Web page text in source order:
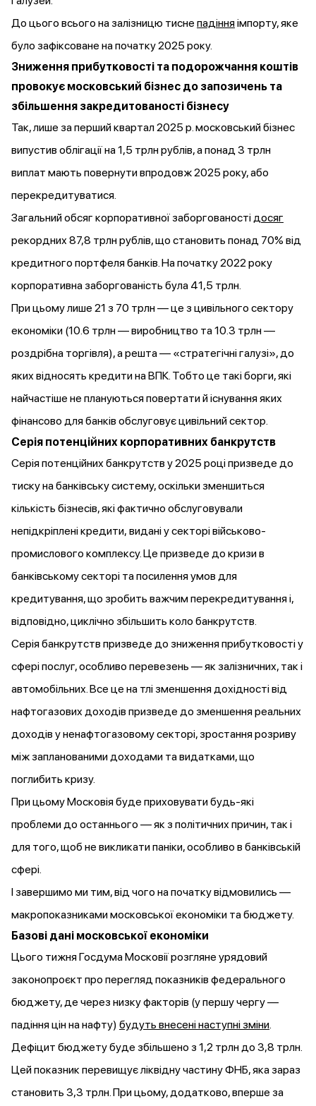
До цього всього на залізницю тисне падінняімпорту, яке
було зафіксоване на початку 2025 року.
Зниження прибутковості та подорожчання коштів
провокує московський бізнес до запозичень та
збільшення закредитованості бізнесу
Так, лише за перший квартал 2025 р. московський бізнес
випустив облігації на 1,5 трлн рублів, а понад 3 трлн
виплат мають повернути впродовж 2025 року, або
перекредитуватися.
Загальний обсяг корпоративної заборгованості досяг
рекордних 87,8 трлн рублів, що становить понад 70% від
кредитного портфеля банків. На початку 2022 року
корпоративна заборгованість була 41,5 трлн.
При цьому лише 21 з 70 трлн — це з цивільного сектору
економіки (10.6 трлн — виробництво та 10.3 трлн —
роздрібна торгівля), а решта — «стратегічні галузі», до
яких відносять кредити на ВПК. Тобто це такі борги, які
найчастіше не плануються повертати й існування яких
фінансово для банків обслуговує цивільний сектор.
Серія потенційних корпоративних банкрутств
Серія потенційних банкрутств у 2025 році призведе до
тиску на банківську систему, оскільки зменшиться
кількість бізнесів, які фактично обслуговували
непідкріплені кредити, видані у секторі військово-
промислового комплексу. Це призведе до кризи в
банківському секторі та посилення умов для
кредитування, що зробить важчим перекредитування і,
відповідно, циклічно збільшить коло банкрутств.
Серія банкрутств призведе до зниження прибутковості у
сфері послуг, особливо перевезень — як залізничних, так і
автомобільних. Все це на тлі зменшення дохідності від
нафтогазових доходів призведе до зменшення реальних
доходів у ненафтогазовому секторі, зростання розриву
між запланованими доходами та видатками, що
поглибить кризу.
При цьому Московія буде приховувати будь-які
проблеми до останнього — як з політичних причин, так і
для того, щоб не викликати паніки, особливо в банківській
сфері.
І завершимо ми тим, від чого на початку відмовились —
макропоказниками московської економіки та бюджету.
Базові дані московської економіки
Цього тижня Госдума Московії розгляне урядовий
законопроєкт про перегляд показників федерального
бюджету, де через низку факторів (у першу чергу —
падіння цін на нафту) будуть внесені наступні зміни
Дефіцит бюджету буде збільшено з 1,2 трлн до 3,8 трлн.
Цей показник перевищує ліквідну частину ФНБ, яка зараз
становить 3,3 трлн. При цьому, додатково, вперше за